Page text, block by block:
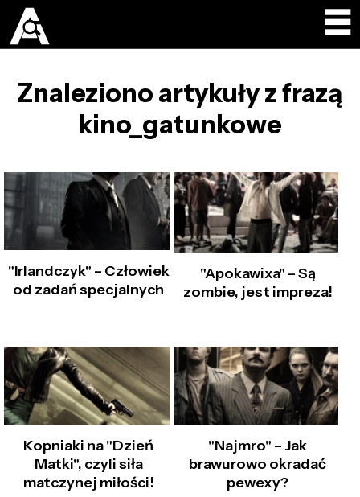
Znaleziono artykuły z frazą
kino_gatunkowe
"Irlandczyk" – Człowiek
od zadań specjalnych
"Apokawixa" – Są
zombie, jest impreza!
Kopniaki na "Dzień
Matki", czyli siła
matczynej miłości!
"Najmro" – Jak
brawurowo okradać
pewexy?